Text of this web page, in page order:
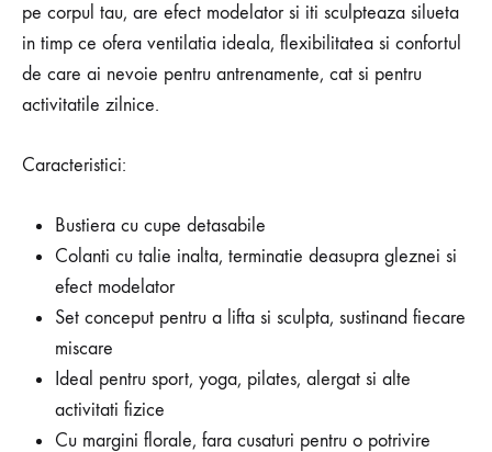
pe corpul tau, are efect modelator si iti sculpteaza silueta
in timp ce ofera ventilatia ideala, flexibilitatea si confortul
de care ai nevoie pentru antrenamente, cat si pentru
activitatile zilnice.
Caracteristici:
Bustiera cu cupe detasabile
Colanti cu talie inalta, terminatie deasupra gleznei si
efect modelator
Set conceput pentru a lifta si sculpta, sustinand fiecare
miscare
Ideal pentru sport, yoga, pilates, alergat si alte
activitati fizice
Cu margini florale, fara cusaturi pentru o potrivire